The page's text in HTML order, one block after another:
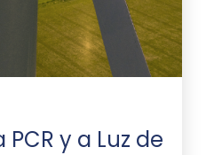
y a Luz de